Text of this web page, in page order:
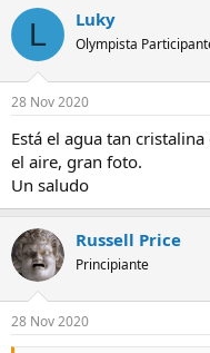
L Luky
Olympista
28 Nov 2020
Está el agua tan
el aire, gran foto.
Un saludo
Russell Price
Principiante
28 Nov 2020